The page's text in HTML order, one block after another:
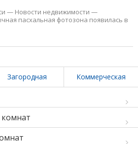
— Новости недвижимости —
пасхальная фотозона появилась в
Загородная Коммерческая